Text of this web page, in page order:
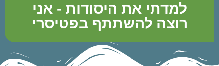
למדתי את היסודות - אני
רוצה להשתתף בפטיסרי